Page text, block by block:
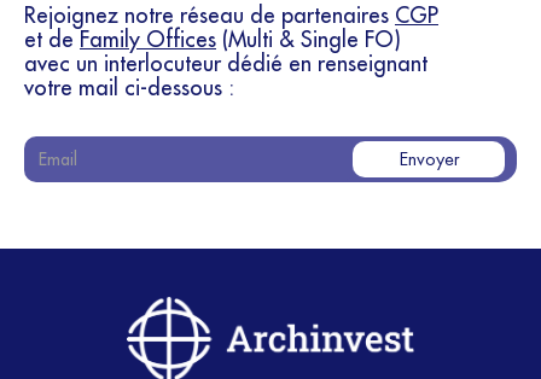
Rejoignez notre réseau de partenaires CGP
et de Family Offices (Multi & Single FO)
avec un interlocuteur dédié en renseignant
votre mail ci-dessous :